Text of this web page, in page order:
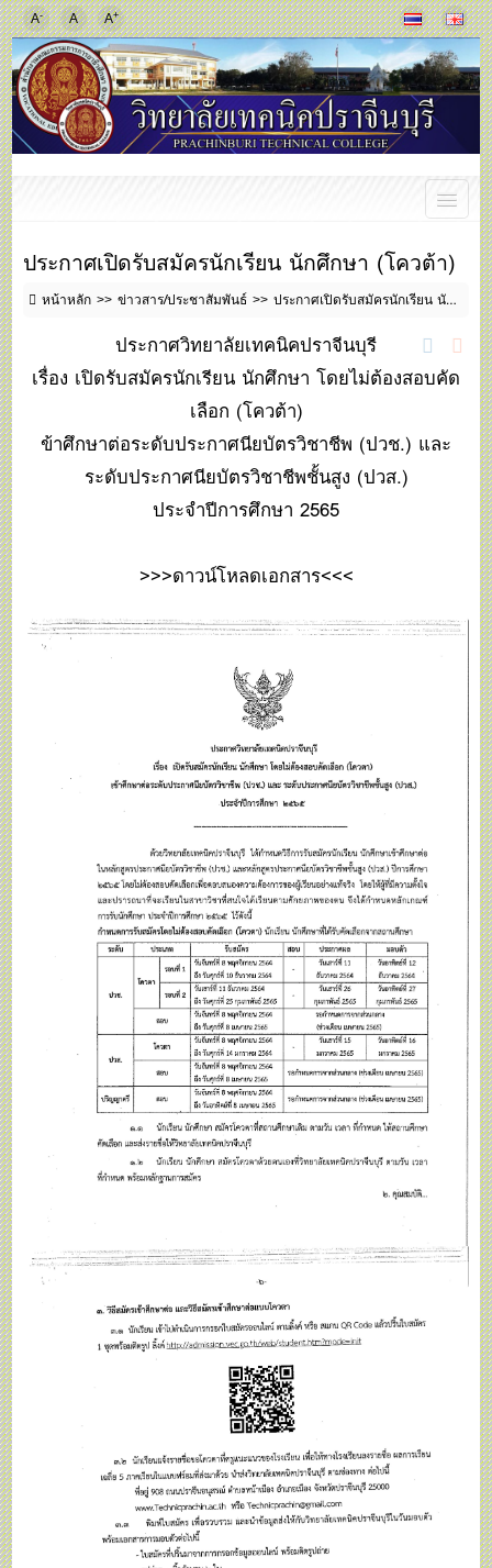
A- A A+
ประกาศเปิดรับสมัครนักเรียน นักศึกษา (โควต้า)
หน้าหลัก ข่าวสาร/ประชาสัมพันธ์ ประกาศเปิดรับสมัครนักเรียน นักศึกษา (โควต้า)
ประกาศวิทยาลัยเทคนิคปราจีนบุรี
เรื่อง เปิดรับสมัครนักเรียน นักศึกษา โดยไม่ต้องสอบคัด
เลือก (โควต้า)
ข้าศึกษาต่อระดับประกาศนียบัตรวิชาชีพ (ปวช.) และ
ระดับประกาศนียบัตรวิชาชีพชั้นสูง (ปวส.)
ประจำปีการศึกษา 2565
>>>ดาวน์โหลดเอกสาร<<<